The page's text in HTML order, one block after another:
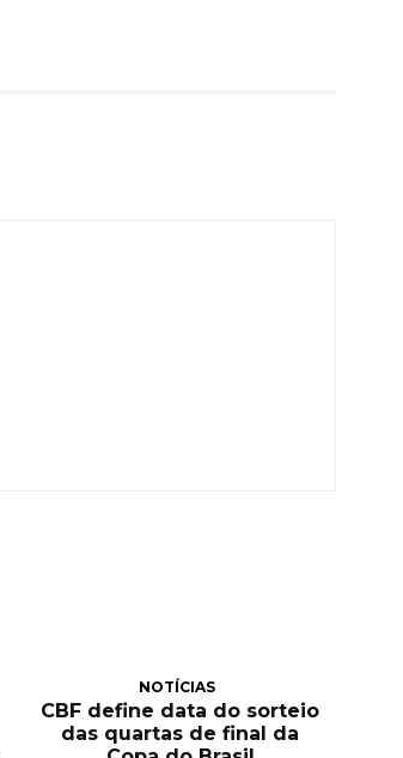
NOTÍCIAS
CBF define data do sorteio
das quartas de final da